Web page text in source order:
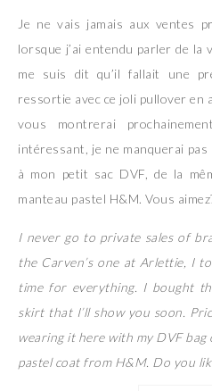
Je ne vais jamais aux ventes
lorsque j’ai entendu parler de la
me suis dit qu’il fallait une
ressortie avec ce joli pullover en
vous montrerai
intéressant, je ne manquerai pas
à mon petit sac DVF, de la
manteau pastel H&M. Vous
I never go to private sales of
the Carven’s one at Arlettie, I
time for everything. I bought
skirt that I’ll show you soon.
wearing it here with my DVF
pastel coat from H&M. Do you